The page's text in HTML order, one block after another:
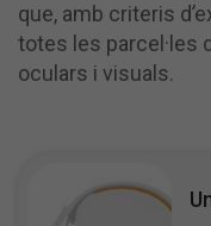
que, amb criteris
totes les parcel·les
oculars i visuals.